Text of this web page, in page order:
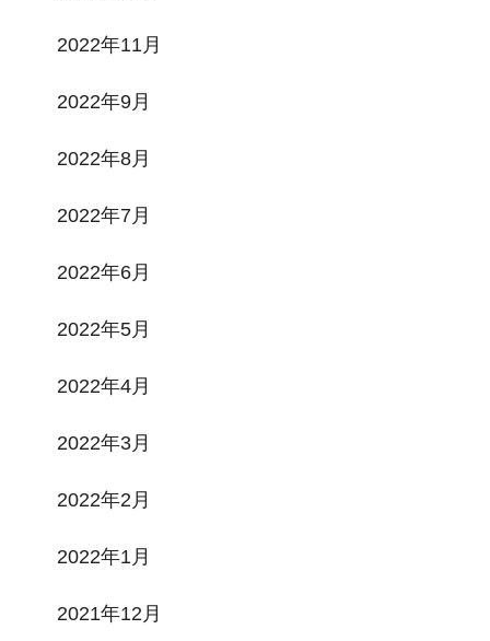
2022年11月
2022年9月
2022年8月
2022年7月
2022年6月
2022年5月
2022年4月
2022年3月
2022年2月
2022年1月
2021年12月